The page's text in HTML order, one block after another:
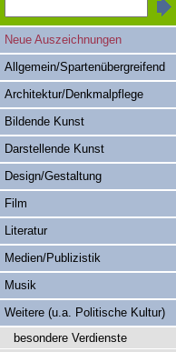
Neue Auszeichnungen
Allgemein/Spartenübergreifend
Architektur/Denkmalpflege
Bildende Kunst
Darstellende Kunst
Design/Gestaltung
Film
Literatur
Medien/Publizistik
Musik
Weitere (u.a. Politische Kultur)
besondere Verdienste